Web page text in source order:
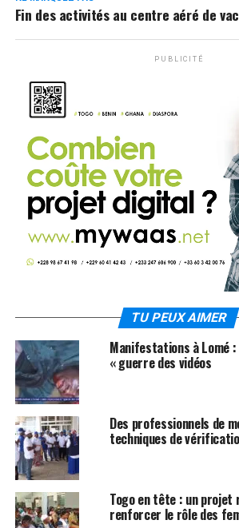
Fin des activités au centre aéré de
PUBLICITÉ
TU PEUX AIMER
Manifestations à Lomé
« guerre des vidéos
Des professionnels de
techniques de
Togo en tête : un projet
renforcer le rôle des